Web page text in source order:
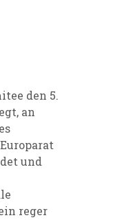
den 5.
an
und
reger